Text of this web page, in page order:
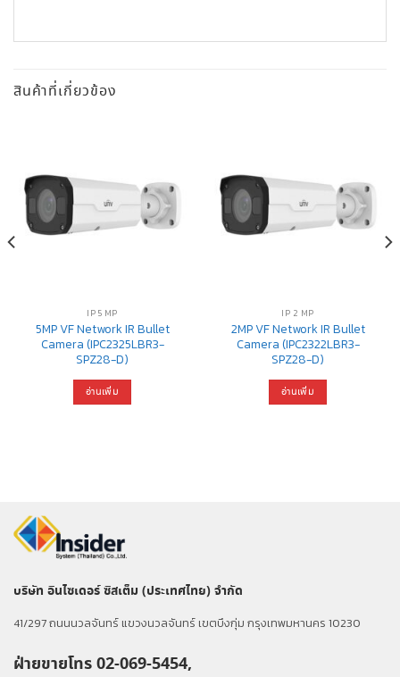
สินค้าที่เกี่ยวข้อง
IP 5 MP
5MP VF Network IR Bullet
Camera (IPC2325LBR3-
SPZ28-D)
อ่านเพิ่ม
IP 2 MP
2MP VF Network IR Bullet
Camera (IPC2322LBR3-
SPZ28-D)
อ่านเพิ่ม
บริษัท อินไซเดอร์ ซิสเต็ม (ประเทศไทย) จำกัด
41/297 ถนนนวลจันทร์ แขวงนวลจันทร์ เขตบึงกุ่ม กรุงเทพมหานคร 10230
ฝ่ายขายโทร 02-069-5454,